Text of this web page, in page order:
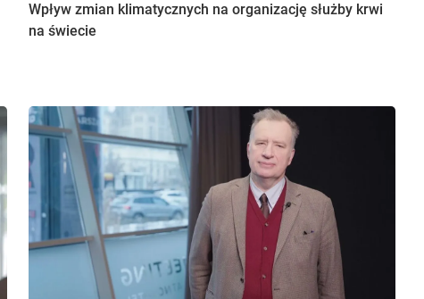
Wpływ zmian klimatycznych na organizację służby krwi
na świecie